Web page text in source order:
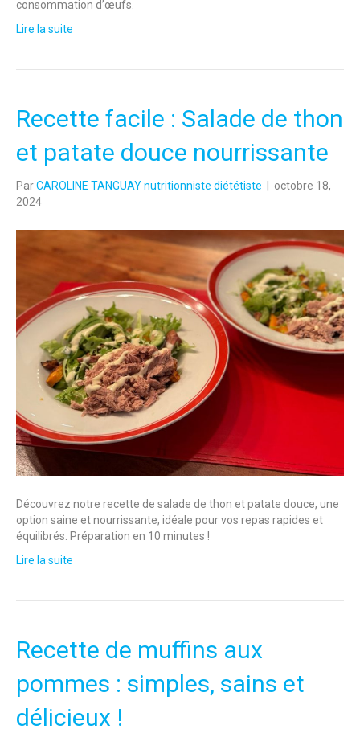
consommation d’œufs.
Lire la suite
Recette facile : Salade de thon
et patate douce nourrissante
ParCAROLINE TANGUAY nutritionniste diététiste
octobre 18,
2024
Découvrez notre recette de salade de thon et patate douce, une
option saine et nourrissante, idéale pour vos repas rapides et
équilibrés. Préparation en 10 minutes !
Lire la suite
Recette de muffins aux
pommes : simples, sains et
délicieux !